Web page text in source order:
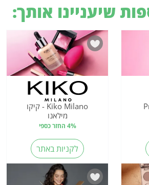
שיעניינו אותך:
Kiko Milano - קיקו
מילאנו
4% החזר כספי
לקניות באתר